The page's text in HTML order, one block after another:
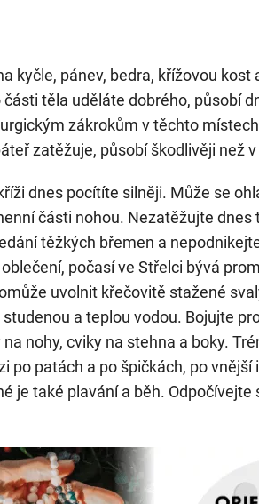
kyčle, pánev, bedra, křížovou kost
těla uděláte dobrého, působí
zákrokům v těchto
zatěžuje, působí škodlivěji než
dnes pocítíte silněji. Může se
části nohou. Nezatěžujte dnes
těžkých břemen a
počasí ve Střelci bývá
uvolnit křečovitě stažené
a teplou vodou. Bojujte
nohy, cviky na stehna a boky.
po patách a po špičkách, po vnější
je také plavání a běh. Odpočívejte